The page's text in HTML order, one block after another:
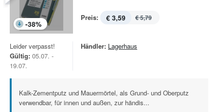
-38%
Preis: € 3,59 € 5,79
Leider verpasst!
Gültig: 05.07. -
19.07.
Händler: Lagerhaus
Kalk-Zementputz und Mauermörtel, als Grund- und Oberputz
verwendbar, für innen und außen, zur händis...